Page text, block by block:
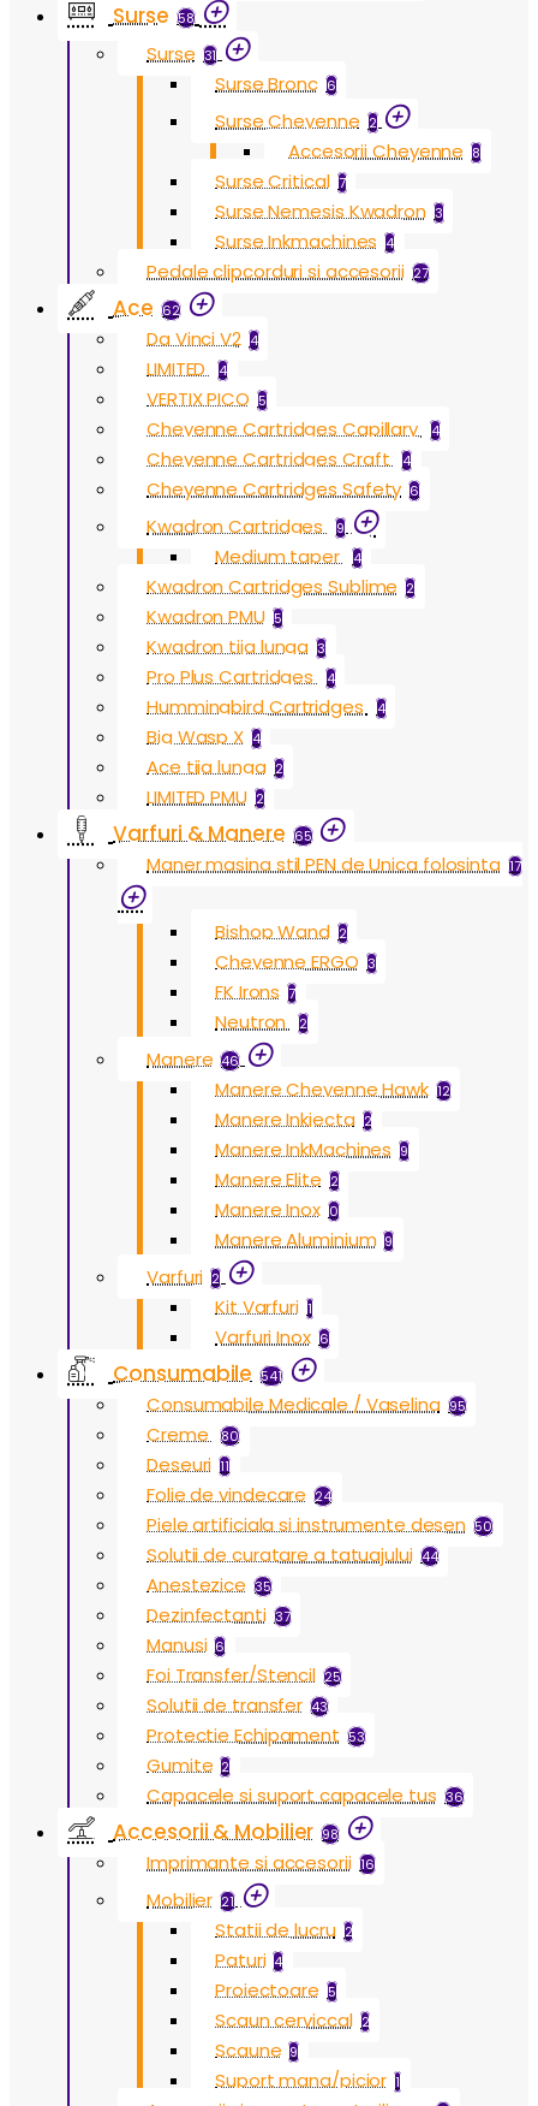
Surse 58
Surse 31
Surse Bronc 6
Surse Cheyenne 2
Accesorii Cheyenne 8
Surse Critical 7
Surse Nemesis Kwadron 3
Surse Inkmachines 4
Pedale clipcorduri si accesorii 27
Ace 62
Da Vinci V2 4
LIMITED 4
VERTIX PICO 5
Cheyenne Cartridges Capillary 4
Cheyenne Cartridges Craft 4
Cheyenne Cartridges Safety 6
Kwadron Cartridges 9
Medium taper 4
Kwadron Cartridges Sublime 2
Kwadron PMU 5
Kwadron tija lunga 3
Pro Plus Cartridges 4
Hummingbird Cartridges 4
Big Wasp X 4
Ace tija lunga 2
LIMITED PMU 2
Varfuri & Manere 65
Maner masina stil PEN de Unica folosinta 17
Bishop Wand 2
Cheyenne ERGO 3
FK Irons 7
Neutron 2
Manere 46
Manere Cheyenne Hawk 12
Manere Inkjecta 2
Manere InkMachines 9
Manere Elite 2
Manere Inox 0
Manere Aluminium 9
Varfuri 2
Kit Varfuri 1
Varfuri Inox 6
Consumabile 541
Consumabile Medicale / Vaselina 95
Creme 80
Deseuri 11
Folie de vindecare 24
Piele artificiala si instrumente desen 50
Solutii de curatare a tatuajului 44
Anestezice 35
Dezinfectanti 37
Manusi 6
Foi Transfer/Stencil 25
Solutii de transfer 43
Protectie Echipament 53
Gumite 2
Capacele si suport capacele tus 36
Accesorii & Mobilier 98
Imprimante si accesorii 16
Mobilier 21
Statii de lucru 2
Paturi 4
Proiectoare 5
Scaun cerviccal 2
Scaune 9
Suport mana/picior 1